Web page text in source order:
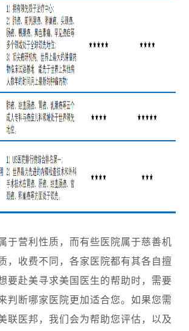
于营利性质，而有些医院属于慈善机
，收费不同，各家医院都有其各自擅
要赴美寻求美国医生的帮助时，需要
判断哪家医院更加适合您。如果您需
联医邦，我们会为帮助您评估，以及